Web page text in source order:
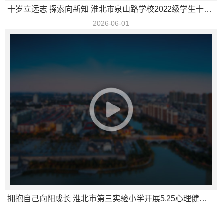
十岁立远志 探索向新知 淮北市泉山路学校2022级学生十岁成长礼暨校园艺术节
2026-06-01
拥抱自己向阳成长 淮北市第三实验小学开展5.25心理健康月活动